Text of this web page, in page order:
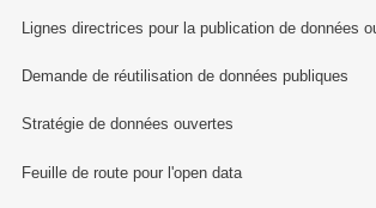
Lignes directrices pour la publication de données
Demande de réutilisation de données publiques
Stratégie de données ouvertes
Feuille de route pour l'open data